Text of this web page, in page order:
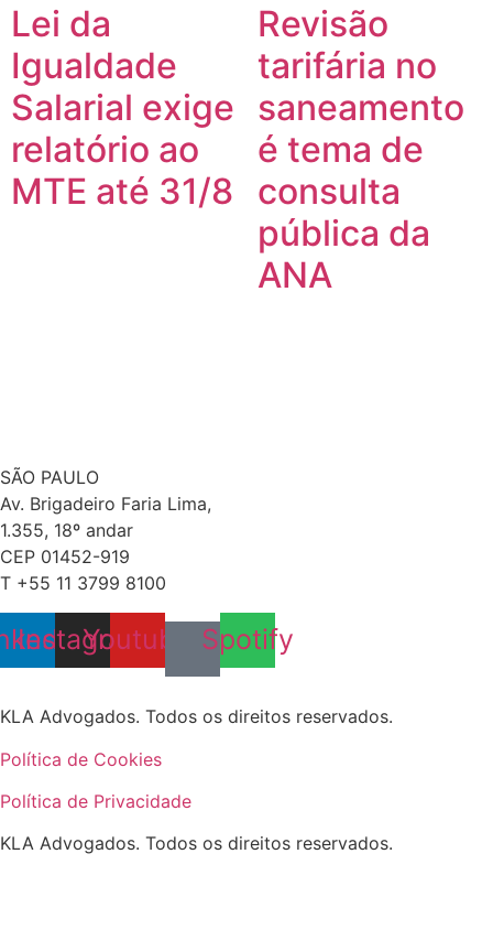
Lei da
Igualdade
Salarial exige
relatório ao
MTE até 31/8
Revisão
tarifária no
saneamento
é tema de
consulta
pública da
ANA
SÃO PAULO
Av. Brigadeiro Faria Lima,
1.355, 18º andar
CEP 01452-919
T +55 11 3799 8100
Instagram
Youtube Spotify
KLA Advogados. Todos os direitos reservados.
Política de Cookies
Política de Privacidade
KLA Advogados. Todos os direitos reservados.